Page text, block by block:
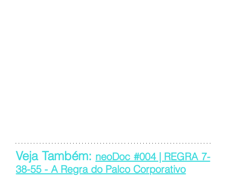
Veja Também: neoDoc #004 | REGRA 7-
38-55 - A Regra do Palco Corporativo